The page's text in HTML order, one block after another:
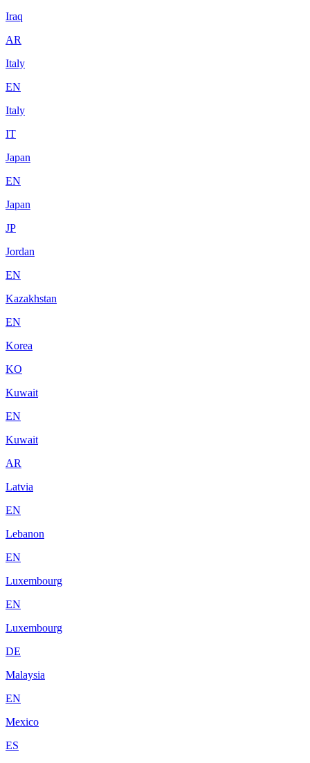
Iraq
AR
Italy
EN
Italy
IT
Japan
EN
Japan
JP
Jordan
EN
Kazakhstan
EN
Korea
KO
Kuwait
EN
Kuwait
AR
Latvia
EN
Lebanon
EN
Luxembourg
EN
Luxembourg
DE
Malaysia
EN
Mexico
ES